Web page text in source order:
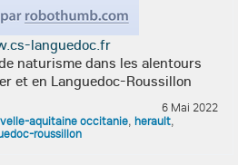
languedoc.fr
naturisme dans les alentours
et en Languedoc-Roussillon
6 Mai 2022
aquitaine occitanie, herault,
roussillon